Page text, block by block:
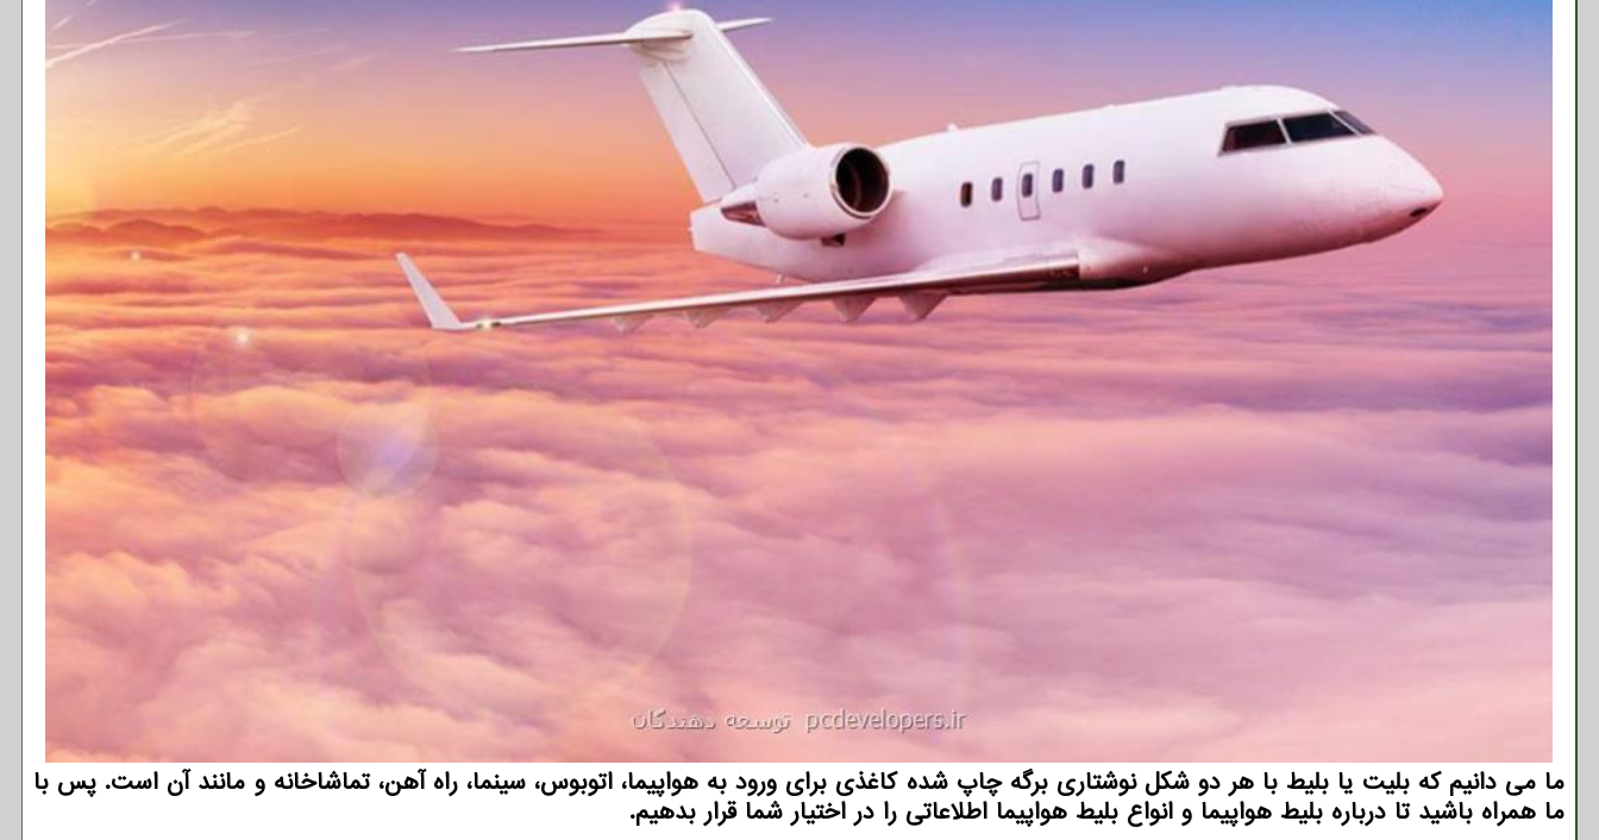
ما می دانیم که بلیت یا بلیط با هر دو شکل نوشتاری برگه چاپ شده کاغذی برای ورود به هواپیما، اتوبوس، سینما، راه آهن، تماشاخانه و مانند آن است. پس با
ما همراه باشید تا درباره بلیط هواپیما و انواع بلیط هواپیما اطلاعاتی را در اختیار شما قرار بدهیم.